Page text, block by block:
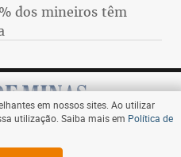
dos mineiros têm
em nossos sites. Ao utilizar
utilização. Saiba mais em Política de